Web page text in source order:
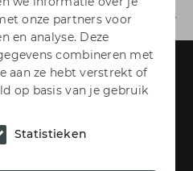
onze partners voor
en analyse. Deze
combineren met
aan ze hebt verstrekt of
op basis van je gebruik
Statistieken